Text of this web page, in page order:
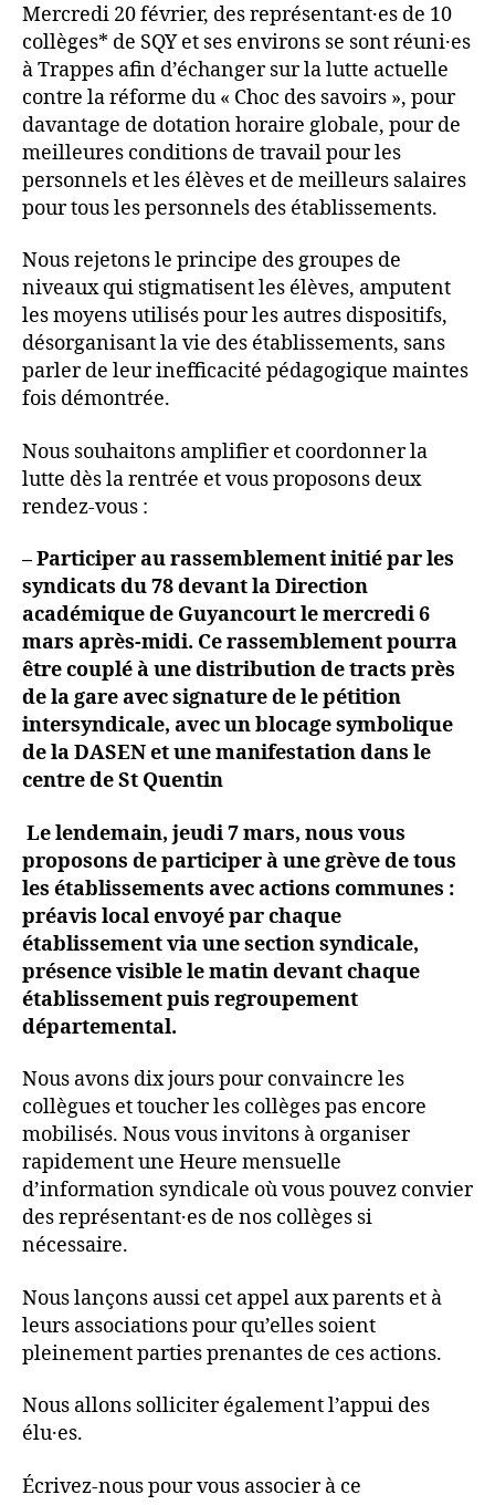
Mercredi 20 février, des représentant·es de 10
collèges* de SQY et ses environs se sont réuni·es
à Trappes afin d’échanger sur la lutte actuelle
contre la réforme du « Choc des savoirs », pour
davantage de dotation horaire globale, pour de
meilleures conditions de travail pour les
personnels et les élèves et de meilleurs salaires
pour tous les personnels des établissements.
Nous rejetons le principe des groupes de
niveaux qui stigmatisent les élèves, amputent
les moyens utilisés pour les autres dispositifs,
désorganisant la vie des établissements, sans
parler de leur inefficacité pédagogique maintes
fois démontrée.
Nous souhaitons amplifier et coordonner la
lutte dès la rentrée et vous proposons deux
rendez-vous :
– Participer au rassemblement initié par les
syndicats du 78 devant la Direction
académique de Guyancourt le mercredi 6
mars après-midi. Ce rassemblement pourra
être couplé à une distribution de tracts près
de la gare avec signature de le pétition
intersyndicale, avec un blocage symbolique
de la DASEN et une manifestation dans le
centre de St Quentin
Le lendemain, jeudi 7 mars, nous vous
proposons de participer à une grève de tous
les établissements avec actions communes :
préavis local envoyé par chaque
établissement via une section syndicale,
présence visible le matin devant chaque
établissement puis regroupement
départemental.
Nous avons dix jours pour convaincre les
collègues et toucher les collèges pas encore
mobilisés. Nous vous invitons à organiser
rapidement une Heure mensuelle
d’information syndicale où vous pouvez convier
des représentant·es de nos collèges si
nécessaire.
Nous lançons aussi cet appel aux parents et à
leurs associations pour qu’elles soient
pleinement parties prenantes de ces actions.
Nous allons solliciter également l’appui des
élu·es.
Écrivez-nous pour vous associer à ce